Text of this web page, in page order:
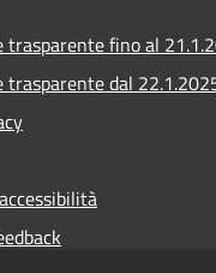
fino al
dal